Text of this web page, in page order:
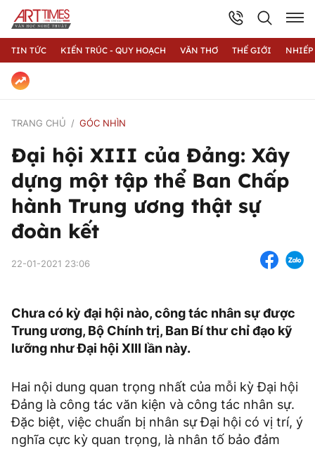
TIN TỨC KIẾN TRÚC - QUY HOẠCH VĂN THƠ THẾ GIỚI
TRANG CHỦ GÓC NHÌN
Đại hội XIII của Đảng: Xây
dựng một tập thể Ban Chấp
hành Trung ương thật sự
đoàn kết
22-01-2021 23:06
Chưa có kỳ đại hội nào, công tác nhân sự được
Trung ương, Bộ Chính trị, Ban Bí thư chỉ đạo kỹ
lưỡng như Đại hội XIII lần này.
Hai nội dung quan trọng nhất của mỗi kỳ Đại hội
Đảng là công tác văn kiện và công tác nhân sự.
Đặc biệt, việc chuẩn bị nhân sự Đại hội có vị trí, ý
nghĩa cực kỳ quan trọng, là nhân tố bảo đảm